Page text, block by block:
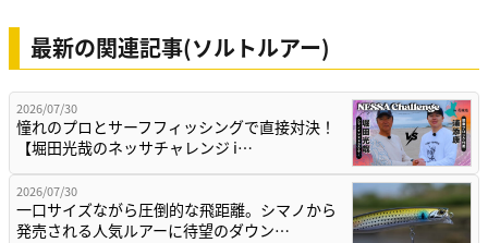
最新の関連記事(ソルトルアー)
2026/07/30
憧れのプロとサーフフィッシングで直接対決！
【堀田光哉のネッサチャレンジ i…
2026/07/30
一口サイズながら圧倒的な飛距離。シマノから
発売される人気ルアーに待望のダウン…